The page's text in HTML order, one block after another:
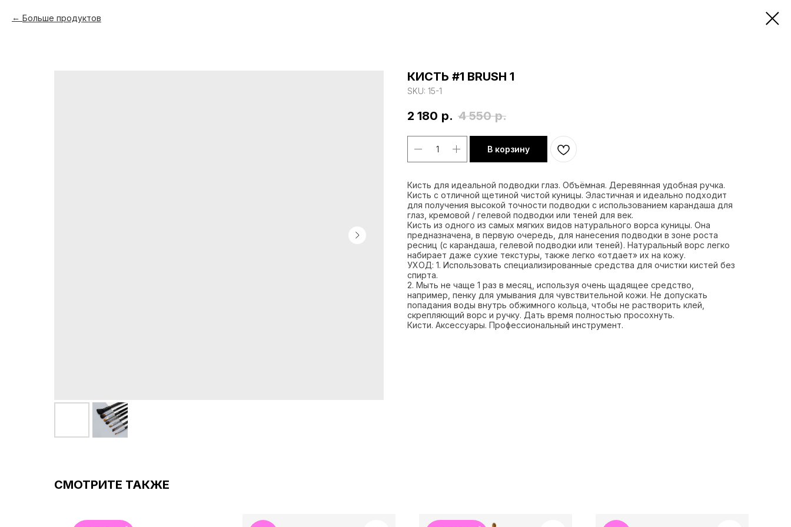
Больше продуктов
КИСТЬ #1 BRUSH 1
SKU: 15-1
2 180 р. 4 550 р.
В корзину
Кисть для идеальной подводки глаз. Объёмная. Деревянная удобная ручка.
Кисть с отличной щетиной чистой куницы. Эластичная и идеально подходит
для получения высокой точности подводки с использованием карандаша для
глаз, кремовой / гелевой подводки или теней для век.
Кисть из одного из самых мягких видов натурального ворса куницы. Она
предназначена, в первую очередь, для нанесения подводки в зоне роста
ресниц (с карандаша, гелевой подводки или теней). Натуральный ворс легко
набирает даже сухие текстуры, также легко «отдает» их на кожу.
УХОД: 1. Использовать специализированные средства для очистки кистей без
спирта.
2. Мыть не чаще 1 раз в месяц, используя очень щадящее средство,
например, пенку для умывания для чувствительной кожи. Не допускать
попадания воды внутрь обжимного кольца, чтобы не растворить клей,
скрепляющий ворс и ручку. Дать время полностью просохнуть.
Кисти. Аксессуары. Профессиональный инструмент.
СМОТРИТЕ ТАКЖЕ